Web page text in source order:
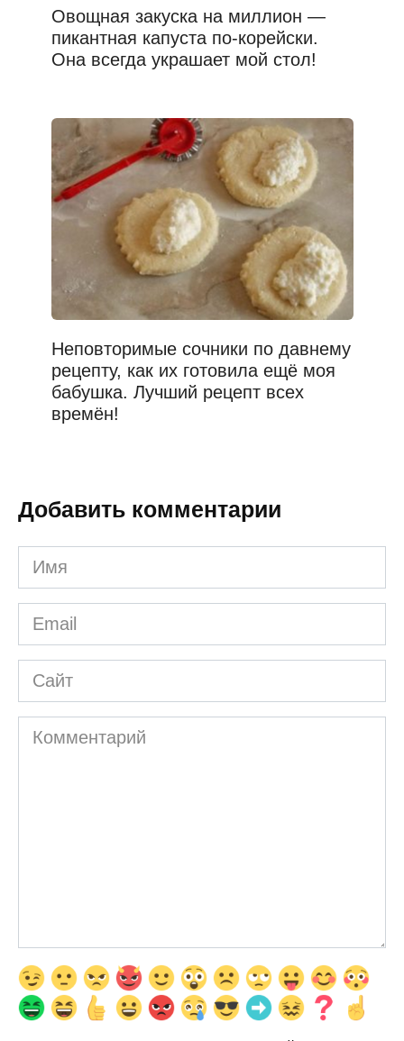
Овощная закуска на миллион —
пикантная капуста по-корейски.
Она всегда украшает мой стол!
Неповторимые сочники по давнему
рецепту, как их готовила ещё моя
бабушка. Лучший рецепт всех
времён!
Добавить комментарии
Имя
*
Email
*
Сайт
Комментарий